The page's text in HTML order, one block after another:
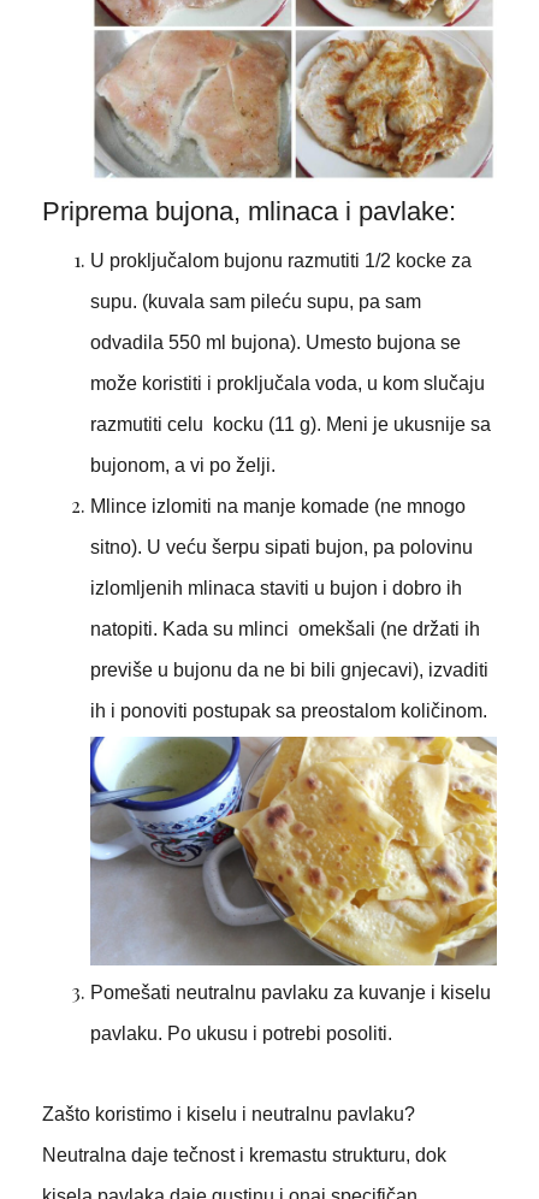
Priprema bujona, mlinaca i pavlake:
U proključalom bujonu razmutiti 1/2 kocke za
supu. (kuvala sam pileću supu, pa sam
odvadila 550 ml bujona). Umesto bujona se
može koristiti i proključala voda, u kom slučaju
razmutiti celu kocku (11 g). Meni je ukusnije sa
bujonom, a vi po želji.
Mlince izlomiti na manje komade (ne mnogo
sitno). U veću šerpu sipati bujon, pa polovinu
izlomljenih mlinaca staviti u bujon i dobro ih
natopiti. Kada su mlinci omekšali (ne držati ih
previše u bujonu da ne bi bili gnjecavi), izvaditi
ih i ponoviti postupak sa preostalom količinom.
Pomešati neutralnu pavlaku za kuvanje i kiselu
pavlaku. Po ukusu i potrebi posoliti.
Zašto koristimo i kiselu i neutralnu pavlaku?
Neutralna daje tečnost i kremastu strukturu, dok